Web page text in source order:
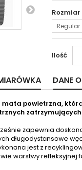
Rozmiar
Regular
Ilość
DANE
powietrzna,
zatrzymujących
zapewnia
długodystansowe
jest z
warstwy